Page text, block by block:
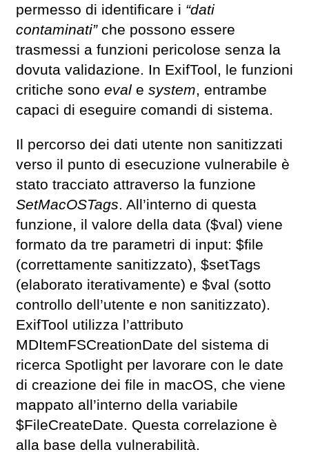
permesso di identificare i “dati
contaminati” che possono essere
trasmessi a funzioni pericolose senza la
dovuta validazione. In ExifTool, le funzioni
critiche sono eval e system, entrambe
capaci di eseguire comandi di sistema.
Il percorso dei dati utente non sanitizzati
verso il punto di esecuzione vulnerabile è
stato tracciato attraverso la funzione
SetMacOSTags. All’interno di questa
funzione, il valore della data ($val) viene
formato da tre parametri di input: $file
(correttamente sanitizzato), $setTags
(elaborato iterativamente) e $val (sotto
controllo dell’utente e non sanitizzato).
ExifTool utilizza l’attributo
MDItemFSCreationDate del sistema di
ricerca Spotlight per lavorare con le date
di creazione dei file in macOS, che viene
mappato all’interno della variabile
$FileCreateDate. Questa correlazione è
alla base della vulnerabilità.